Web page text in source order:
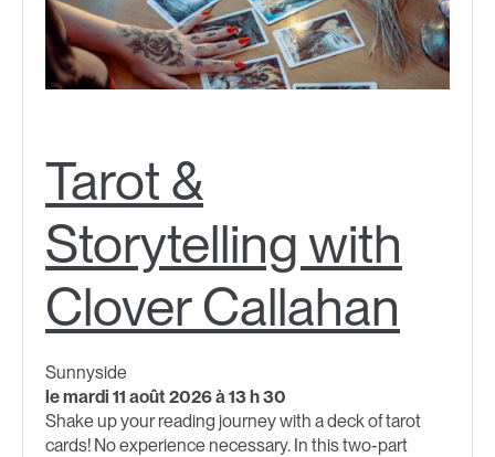
Tarot &
Storytelling with
Clover Callahan
Sunnyside
le mardi 11 août 2026 à 13 h 30
Shake up your reading journey with a deck of tarot
cards! No experience necessary. In this two-part